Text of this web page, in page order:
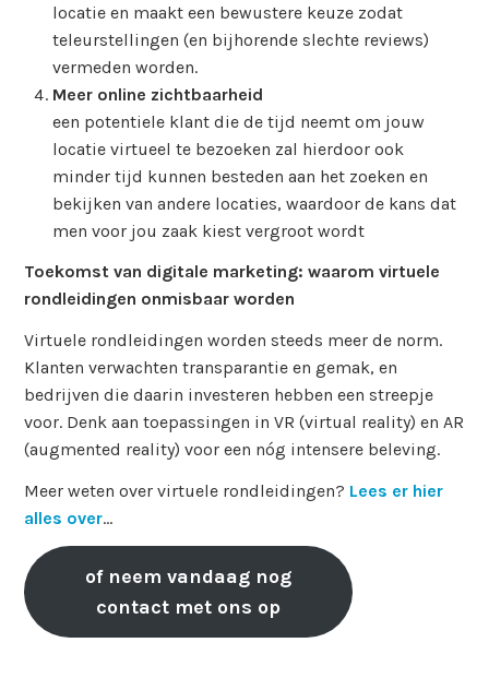
locatie en maakt een bewustere keuze zodat
teleurstellingen (en bijhorende slechte reviews)
vermeden worden.
Meer online zichtbaarheid
een potentiele klant die de tijd neemt om jouw
locatie virtueel te bezoeken zal hierdoor ook
minder tijd kunnen besteden aan het zoeken en
bekijken van andere locaties, waardoor de kans dat
men voor jou zaak kiest vergroot wordt
Toekomst van digitale marketing: waarom virtuele
rondleidingen onmisbaar worden
Virtuele rondleidingen worden steeds meer de norm.
Klanten verwachten transparantie en gemak, en
bedrijven die daarin investeren hebben een streepje
voor. Denk aan toepassingen in VR (virtual reality) en AR
(augmented reality) voor een nóg intensere beleving.
Meer weten over virtuele rondleidingen? Lees er hier
alles over…
of neem vandaag nog
contact met ons op